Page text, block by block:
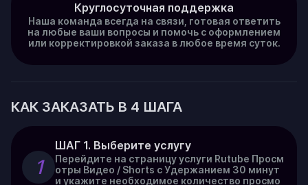
Круглосуточная поддержка
Наша команда всегда на связи, готовая ответить
на любые ваши вопросы и помочь с оформлением
или корректировкой заказа в любое время суток.
КАК ЗАКАЗАТЬ В 4 ШАГА
1
ШАГ 1. Выберите услугу
Перейдите на страницу услуги Rutube Просм
отры Видео / Shorts с Удержанием 30 минут
и укажите необходимое количество просмо